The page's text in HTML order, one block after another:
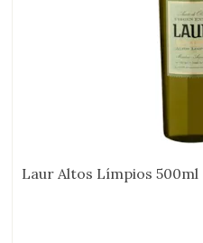
Laur Altos Límpios 500ml